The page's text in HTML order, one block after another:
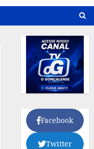
Facebook
Twitter